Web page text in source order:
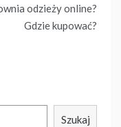
odzieży online?
Gdzie kupować?
Szukaj